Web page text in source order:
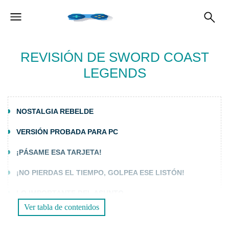
REVISIÓN DE SWORD COAST
LEGENDS
NOSTALGIA REBELDE
VERSIÓN PROBADA PARA PC
¡PÁSAME ESA TARJETA!
¡NO PIERDAS EL TIEMPO, GOLPEA ESE LISTÓN!
REGRESA A LAS GLORIAS DEL PASADO
Ver tabla de contenidos